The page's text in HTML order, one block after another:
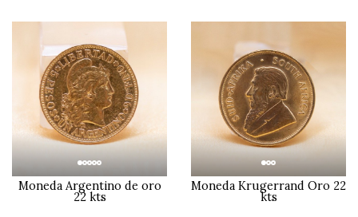
Moneda Argentino de oro
22 kts
Moneda Krugerrand Oro 22
kts